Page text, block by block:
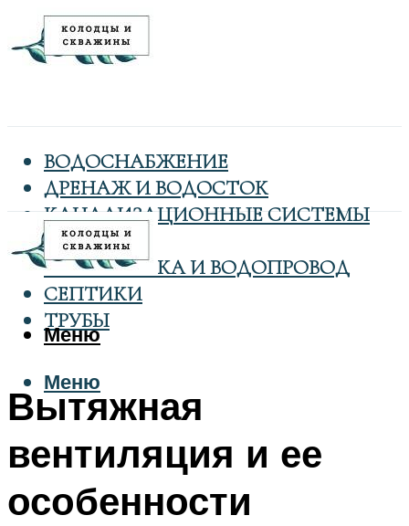
ВОДОСНАБЖЕНИЕ
ДРЕНАЖ И ВОДОСТОК
КАНАЛИЗАЦИОННЫЕ СИСТЕМЫ
КОЛОДЦЫ
САНТЕХНИКА И ВОДОПРОВОД
СЕПТИКИ
ТРУБЫ
Меню
Меню
Вытяжная
вентиляция и ее
особенности